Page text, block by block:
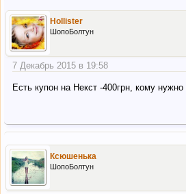
Hollister
ШопоБолтун
7 Декабрь 2015 в 19:58
Есть купон на Некст -400грн, кому
Ксюшенька
ШопоБолтун